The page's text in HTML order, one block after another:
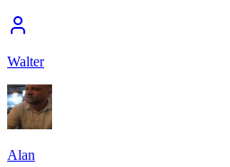
Walter
Alan